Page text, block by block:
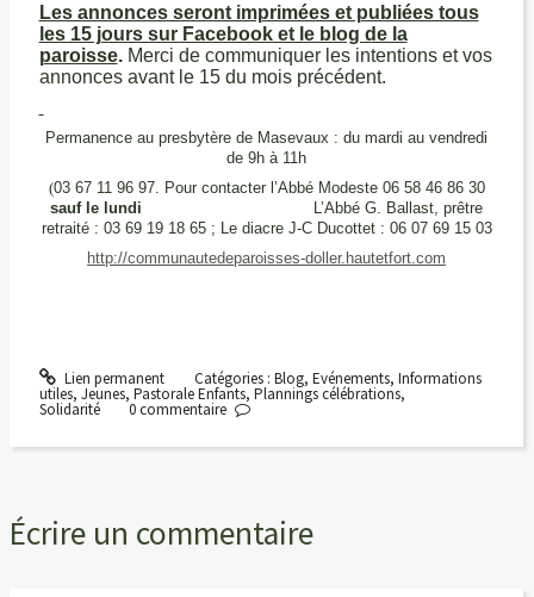
Les annonces seront imprimées et publiées tous
les 15 jours sur Facebook et le blog de la
paroisse. Merci de communiquer les intentions et vos
annonces avant le 15 du mois précédent.
Permanence au presbytère de Masevaux : du mardi au vendredi
de 9h à 11h
(03 67 11 96 97. Pour contacter l’Abbé Modeste 06 58 46 86 30
sauf le lundi L’Abbé G. Ballast, prêtre
retraité : 03 69 19 18 65 ; Le diacre J-C Ducottet : 06 07 69 15 03
http://communautedeparoisses-doller.hautetfort.com
Lien permanent Catégories : Blog, Evénements, Informations
utiles, Jeunes, Pastorale Enfants, Plannings célébrations,
Solidarité 0commentaire
Écrire un commentaire